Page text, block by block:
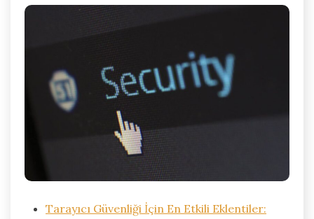
Tarayıcı Güvenliği İçin En Etkili Eklentiler: